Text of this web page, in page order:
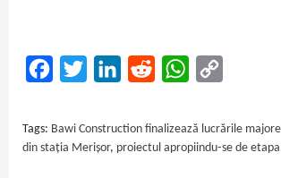
FacebookTwitter LinkedInReddit WhatsApp
Tags: Bawi Construction finalizează lucrările
din stația Merișor, proiectul apropiindu‑se de